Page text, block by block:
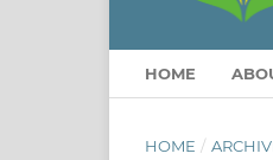
HOME
HOME /